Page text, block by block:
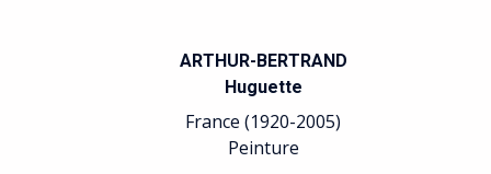
ARTHUR-BERTRAND
Huguette
France (1920-2005)
Peinture